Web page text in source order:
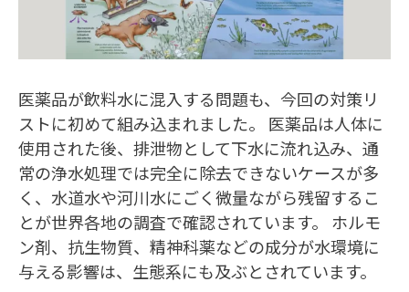
医薬品が飲料水に混入する問題も、今回の対策リ
ストに初めて組み込まれました。 医薬品は人体に
使用された後、排泄物として下水に流れ込み、通
常の浄水処理では完全に除去できないケースが多
く、水道水や河川水にごく微量ながら残留するこ
とが世界各地の調査で確認されています。 ホルモ
ン剤、抗生物質、精神科薬などの成分が水環境に
与える影響は、生態系にも及ぶとされています。